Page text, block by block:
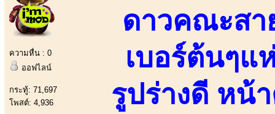
ความหื่น : 0
ออฟไลน์
กระทู้: 71,697
โพสต์: 4,936
ดาวคณะสา
เบอร์ต้นๆแ
รูปร่างดี หน้